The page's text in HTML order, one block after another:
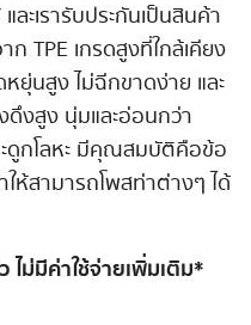
ะเรารับประกันเป็นสินค้า
TPE เกรดสูงที่ใกล้เคียง
ยุ่นสูง ไม่ฉีกขาดง่าย และ
งสูง นุ่มและอ่อนกว่า
ดูกโลหะ มีคุณสมบัติคือข้อ
ห้สามารถโพสท่าต่างๆ ได้
ม่มีค่าใช้จ่ายเพิ่มเติม*